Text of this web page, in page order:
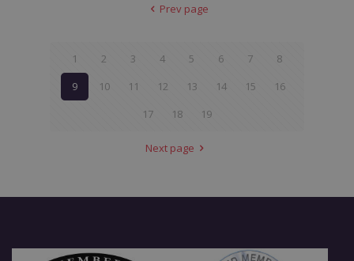
Prev page
1 2 3 4 5 6 7
8
9
10 11 12 13 14 15
16
17
18 19
Next page